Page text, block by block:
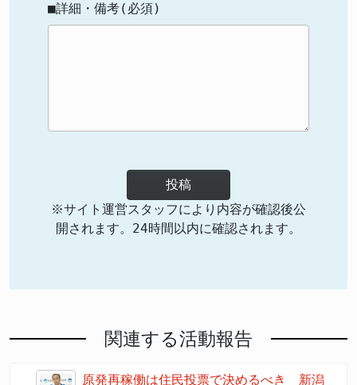
■詳細・備考(必須)
投稿
※サイト運営スタッフにより内容が確認後公
開されます。24時間以内に確認されます。
関連する活動報告
原発再稼働は住民投票で決めるべき 新潟